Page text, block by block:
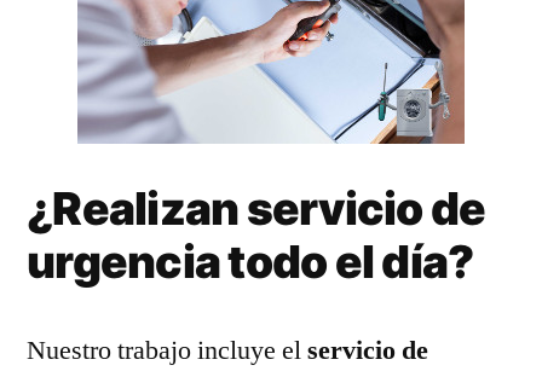
¿Realizan servicio de
urgencia todo el día?
Nuestro trabajo incluye elservicio de